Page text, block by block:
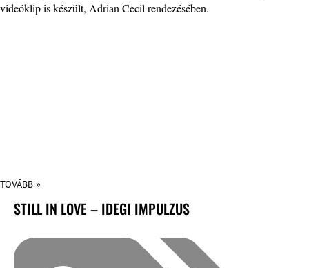
videóklip is készült, Adrian Cecil rendezésében.
TOVÁBB »
STILL IN LOVE – IDEGI IMPULZUS